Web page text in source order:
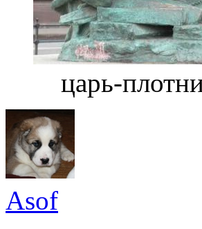
царь-
Asof